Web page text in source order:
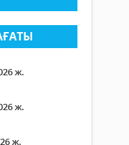
ж.
ж.
ж.